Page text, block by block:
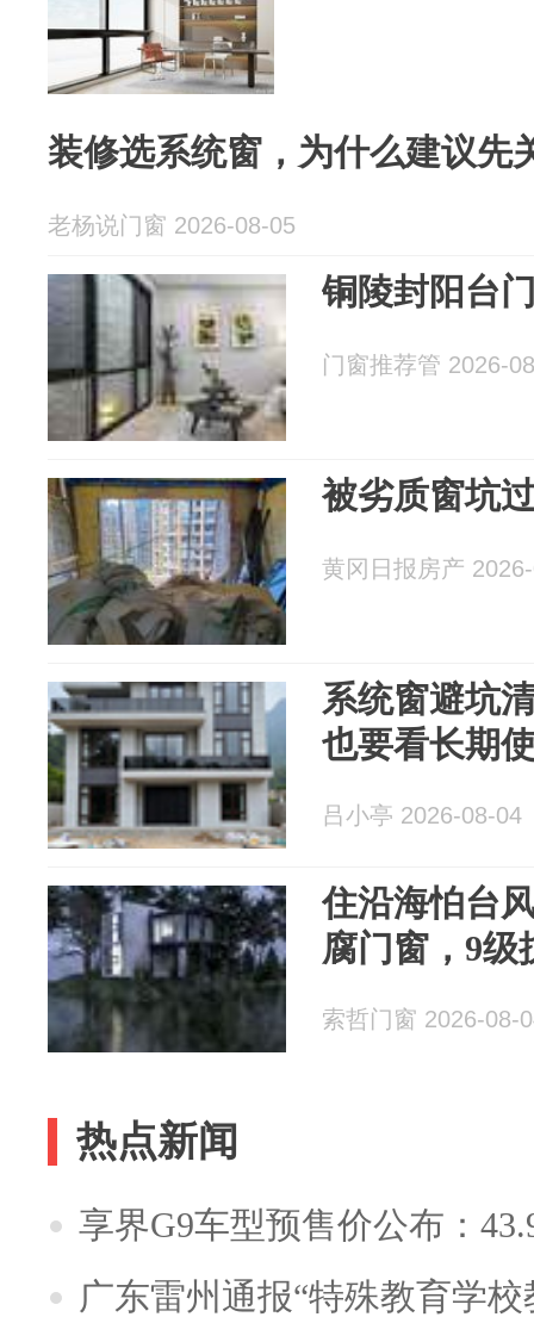
装修选系统窗，为什么建议先
老杨说门窗 2026-08-05
铜陵封阳台
门窗推荐管 2026-
被劣质窗坑
黄冈日报房产
系统窗避坑
也要看长期
吕小亭 2026-08-04
住沿海怕台
腐门窗，9级
索哲门窗 2026-08-
热点新闻
享界G9车型预售价公布：
广东雷州通报“特殊教育学